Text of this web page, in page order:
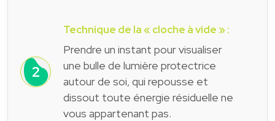
Technique de la « cloche à vide » :
Prendre un instant pour visualiser
une bulle de lumière protectrice
autour de soi, qui repousse et
dissout toute énergie résiduelle ne
vous appartenant pas.